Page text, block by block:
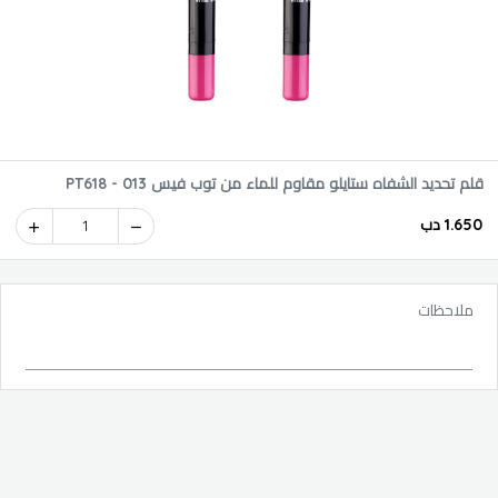
قلم تحديد الشفاه ستايلو مقاوم للماء من توب فيس PT618 - 013
1.650 دب 1
ملاحظات